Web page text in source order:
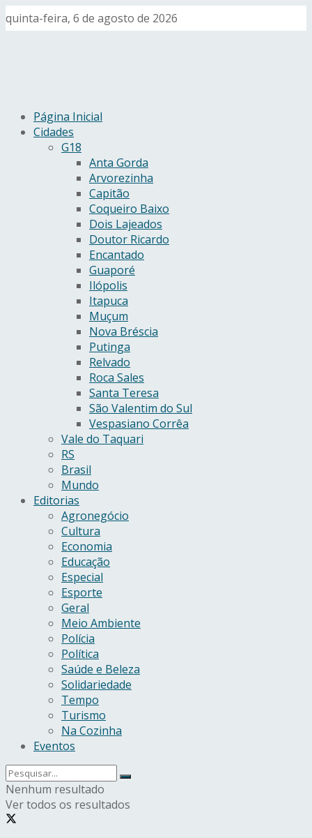
quinta-feira, 6 de agosto de 2026
Página Inicial
Cidades
G18
Anta Gorda
Arvorezinha
Capitão
Coqueiro Baixo
Dois Lajeados
Doutor Ricardo
Encantado
Guaporé
Ilópolis
Itapuca
Muçum
Nova Bréscia
Putinga
Relvado
Roca Sales
Santa Teresa
São Valentim do Sul
Vespasiano Corrêa
Vale do Taquari
RS
Brasil
Mundo
Editorias
Agronegócio
Cultura
Economia
Educação
Especial
Esporte
Geral
Meio Ambiente
Polícia
Política
Saúde e Beleza
Solidariedade
Tempo
Turismo
Na Cozinha
Eventos
Nenhum resultado
Ver todos os resultados